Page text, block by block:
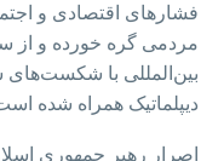
فشارهای اقتصادی و
مردمی گره خورده و از
بین‌المللی با شکست‌های
دیپلماتیک همراه شده
اصرار رهبر جمهوری